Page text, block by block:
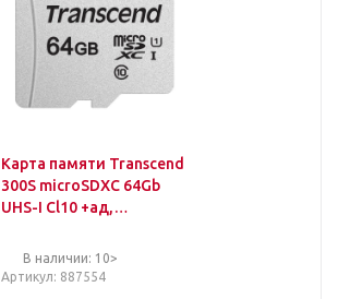
Карта памяти Transcend
300S microSDXC 64Gb
UHS-I Cl10 +ад,
В наличии: 10>
Артикул: 887554